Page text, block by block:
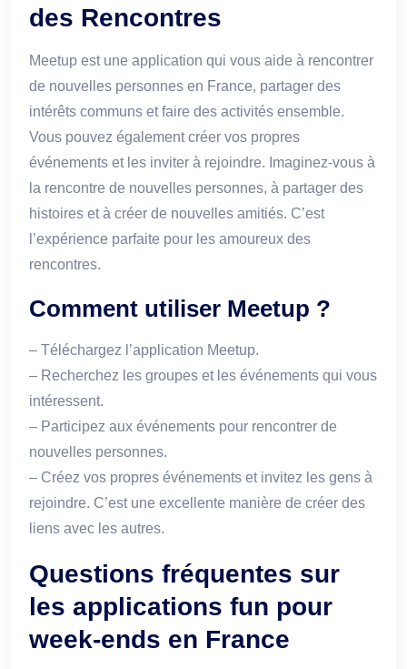
des Rencontres
Meetup est une application qui vous aide à rencontrer
de nouvelles personnes en France, partager des
intérêts communs et faire des activités ensemble.
Vous pouvez également créer vos propres
événements et les inviter à rejoindre. Imaginez-vous à
la rencontre de nouvelles personnes, à partager des
histoires et à créer de nouvelles amitiés. C’est
l’expérience parfaite pour les amoureux des
rencontres.
Comment utiliser Meetup ?
– Téléchargez l’application Meetup.
– Recherchez les groupes et les événements qui vous
intéressent.
– Participez aux événements pour rencontrer de
nouvelles personnes.
– Créez vos propres événements et invitez les gens à
rejoindre. C’est une excellente manière de créer des
liens avec les autres.
Questions fréquentes sur
les applications fun pour
week-ends en France